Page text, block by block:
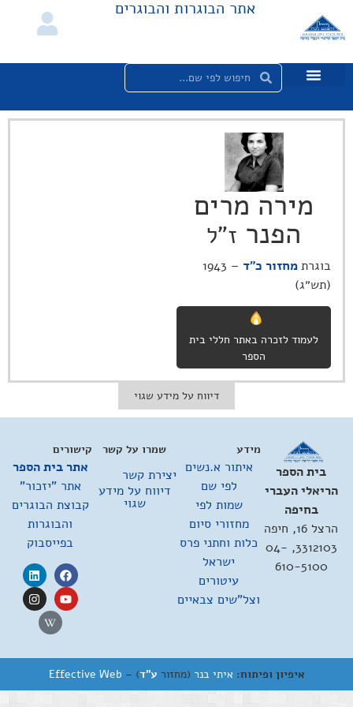
אתר הבוגרות והבוגרים
מירה מרים
הפנר ז"ל
בוגרתמחזור כ"ד
– 1943
(תש״ג)
לעמוד לזכרה באתר חללי בית
הספר
דיווח על מידע שגוי
בית הספר
הריאלי העברי
בחיפה
הרצל 16, חיפה
3312103, 04-
610-5100
מידע
איתור א.נשים
לפי שם
שמות לפי
מחזורי סיום
כלות וחתני פרס
ישראל
עיטורים
וצל"שים צבאיים
קישורים
אתר בית הספר
אתר "יזכור"
קבוצת הבוגרים
והבוגרות
בפייסבוק
שמרו על קשר
יצירת קשר
דיווח על מידע
שגוי
איפיון ופיתוח: איתי בנר (מחזור ע"ד) –
Effective Web